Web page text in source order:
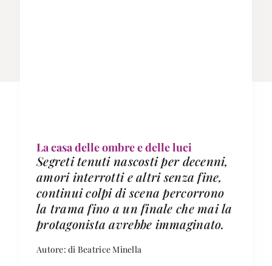
La casa delle ombre e delle luci
Segreti tenuti nascosti per decenni,
amori interrotti e altri senza fine,
continui colpi di scena percorrono
la trama fino a un finale che mai la
protagonista avrebbe immaginato.
Autore: di Beatrice Minella